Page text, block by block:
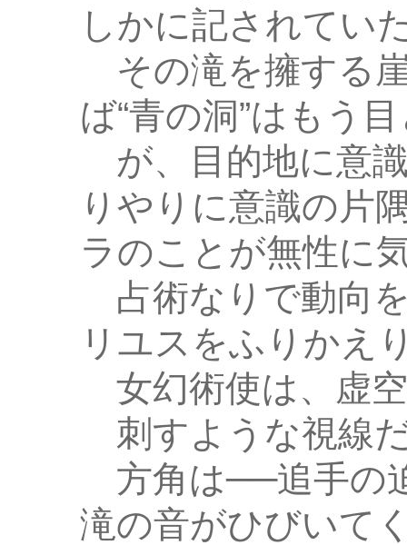
しかに記されてい
その滝を擁する
ば“青の洞”はもう
が、目的地に意
りやりに意識の片
ラのことが無性に
占術なりで動向
リユスをふりかえ
女幻術使は、虚
刺すような視線
方角は──追手の
滝の音がひびいて